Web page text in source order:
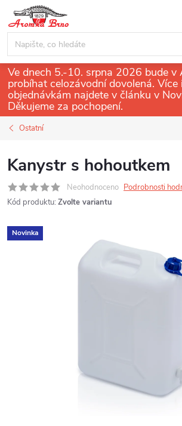
obsah
Ve dnech 5.-10. srpna 2026 bude v
probíhat celozávodní dovolená. Více
objednávkám najdete v článku v
Děkujeme za pochopení.
Ostatní
Kanystr s hohoutkem
Neohodnoceno Podrobnosti
Kód produktu: Zvolte variantu
Novinka